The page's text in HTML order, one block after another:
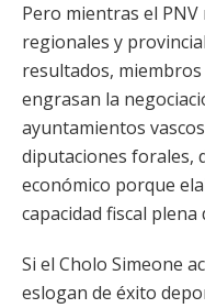
Pero mientras el
regionales y
resultados,
engrasan la
ayuntamientos
diputaciones forales,
económico porque
capacidad fiscal plena
Si el Cholo Simeone
eslogan de éxito